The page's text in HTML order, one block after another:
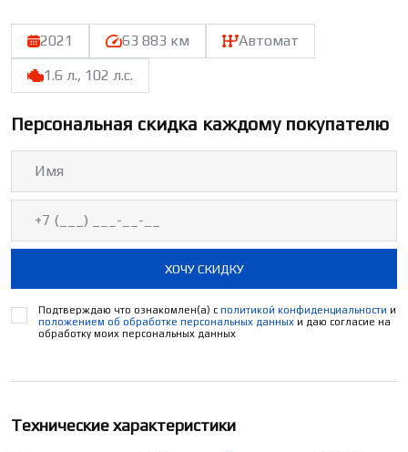
2021 63 883 км
Автомат
1.6 л., 102 л.с.
Персональная скидка каждому покупателю
ХОЧУ СКИДКУ
Подтверждаю что ознакомлен(а) с политикой конфиденциальности и
положением об обработке персональных данных и даю согласие на
обработку моих персональных данных
Технические характеристики